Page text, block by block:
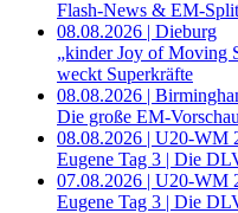
Flash-News & EM-
08.08.2026 | Dieburg
„kinder Joy of Moving
weckt Superkräfte
08.08.2026 |
Die große EM-
08.08.2026 | U20-WM
Eugene Tag 3 | Die
07.08.2026 | U20-WM
Eugene Tag 3 | Die